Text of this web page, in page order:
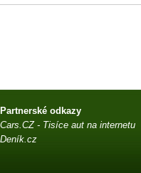
Partnerské odkazy
Cars.CZ - Tisíce aut na internetu
Deník.cz